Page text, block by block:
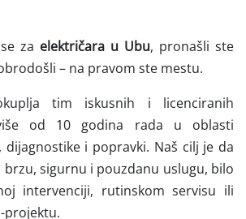
za električara u Ubu, pronašli ste
– na pravom ste mestu.
tim iskusnih i licenciranih
od 10 godina rada u oblasti
dijagnostike i popravki. Naš cilj je da
sigurnu i pouzdanu uslugu, bilo
intervenciji, rutinskom servisu ili
projektu.